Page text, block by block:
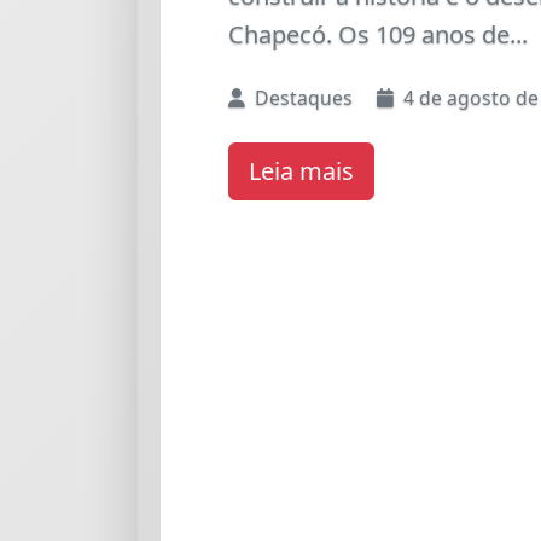
Liberal (PL), realizada na...
Destaques 3 de agosto
Leia mais